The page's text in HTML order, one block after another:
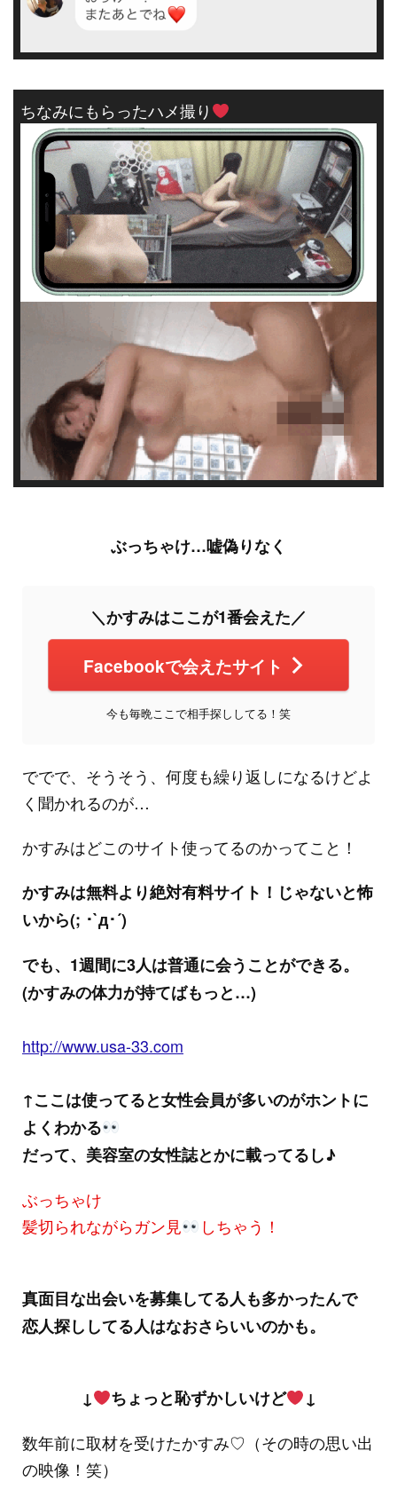
ちなみにもらったハメ撮り
ぶっちゃけ…嘘偽りなく
＼かすみはここが1番会えた／
Facebookで会えたサイト
今も毎晩ここで相手探ししてる！笑
ででで、そうそう、何度も繰り返しになるけどよ
く聞かれるのが…
かすみはどこのサイト使ってるのかってこと！
かすみは無料より絶対有料サイト！じゃないと怖
いから(; ･`д･´)
でも、1週間に3人は普通に会うことができる。
(かすみの体力が持てばもっと…)
http://www.usa-33.com
↑ここは使ってると女性会員が多いのがホントに
よくわかる
だって、美容室の女性誌とかに載ってるし♪
ぶっちゃけ
髪切られながらガン見
しちゃう！
真面目な出会いを募集してる人も多かったんで
恋人探ししてる人はなおさらいいのかも。
↓ ちょっと恥ずかしいけど
↓
数年前に取材を受けたかすみ♡（その時の思い出
の映像！笑）